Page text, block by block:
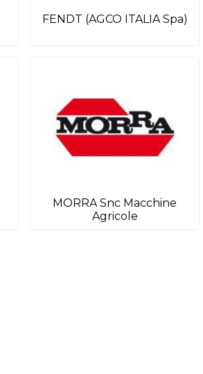
FENDT (AGCO ITALIA Spa)
MORRA Snc Macchine
Agricole